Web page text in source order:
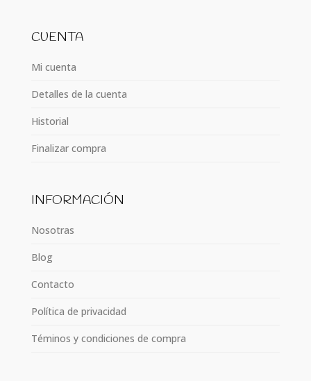
CUENTA
Mi cuenta
Detalles de la cuenta
Historial
Finalizar compra
INFORMACIÓN
Nosotras
Blog
Contacto
Política de privacidad
Téminos y condiciones de compra